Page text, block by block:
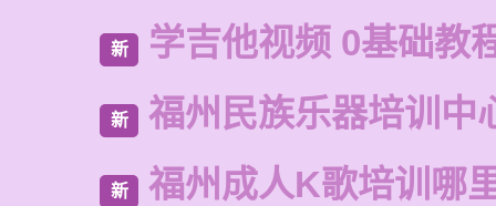
新 学吉他视频 0基础教
新 福州民族乐器培训中
新 福州成人K歌培训哪